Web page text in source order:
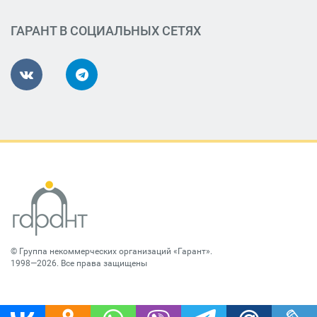
ГАРАНТ В СОЦИАЛЬНЫХ СЕТЯХ
© Группа некоммерческих организаций «Гарант».
1998—2026. Все права защищены